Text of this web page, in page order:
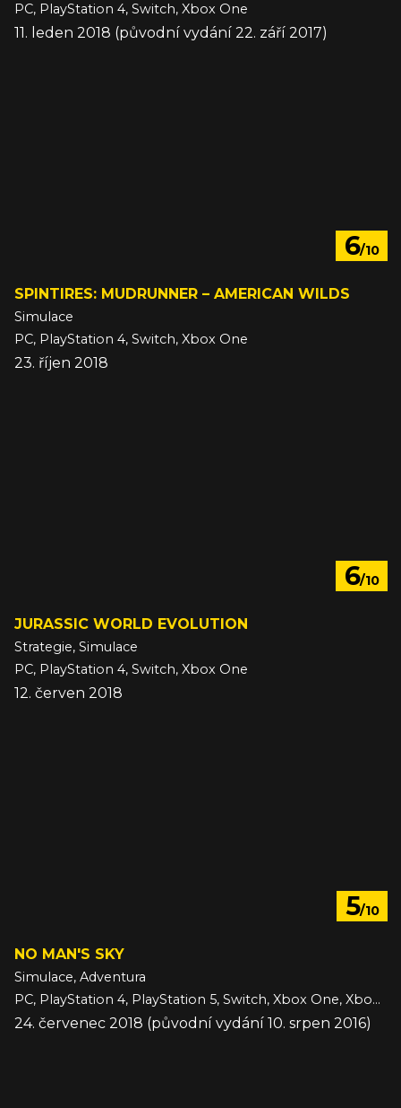
PC, PlayStation 4, Switch, Xbox One
11. leden 2018 (původní vydání 22. září 2017)
6/10
SPINTIRES: MUDRUNNER – AMERICAN WILDS
Simulace
PC, PlayStation 4, Switch, Xbox One
23. říjen 2018
6/10
JURASSIC WORLD EVOLUTION
Strategie, Simulace
PC, PlayStation 4, Switch, Xbox One
12. červen 2018
5/10
NO MAN'S SKY
Simulace, Adventura
PC, PlayStation 4, PlayStation 5, Switch, Xbox One, Xbox Series
24. červenec 2018 (původní vydání 10. srpen 2016)